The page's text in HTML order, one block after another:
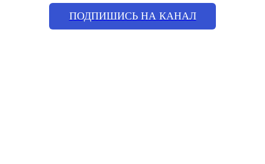
ПОДПИШИСЬ НА КАНАЛ